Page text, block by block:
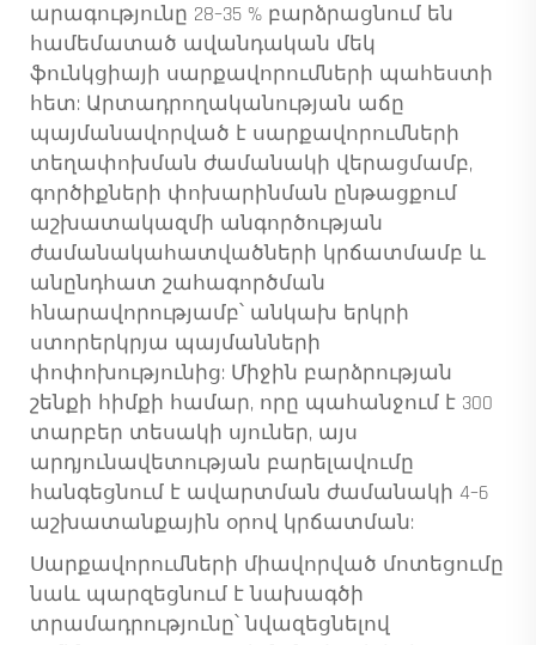
արագությունը 28–35 % բարձրացնում են
համեմատած ավանդական մեկ
ֆունկցիայի սարքավորումների պահեստի
հետ: Արտադրողականության աճը
պայմանավորված է սարքավորումների
տեղափոխման ժամանակի վերացմամբ,
գործիքների փոխարինման ընթացքում
աշխատակազմի անգործության
ժամանակահատվածների կրճատմամբ և
անընդհատ շահագործման
հնարավորությամբ՝ անկախ երկրի
ստորերկրյա պայմանների
փոփոխությունից: Միջին բարձրության
շենքի հիմքի համար, որը պահանջում է 300
տարբեր տեսակի սյուներ, այս
արդյունավետության բարելավումը
հանգեցնում է ավարտման ժամանակի 4–6
աշխատանքային օրով կրճատման:
Սարքավորումների միավորված մոտեցումը
նաև պարզեցնում է նախագծի
տրամադրությունը՝ նվազեցնելով